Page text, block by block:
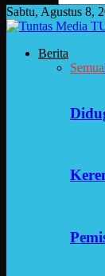
Sabtu, Agustus 8,
Berita
Semua